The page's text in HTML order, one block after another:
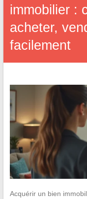
immobilier :
acheter,
facilement
Acquérir un bien